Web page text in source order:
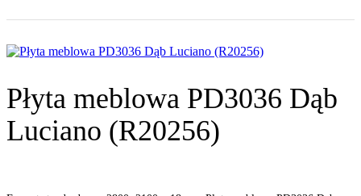
Płyta meblowa PD3036 Dąb
Luciano (R20256)